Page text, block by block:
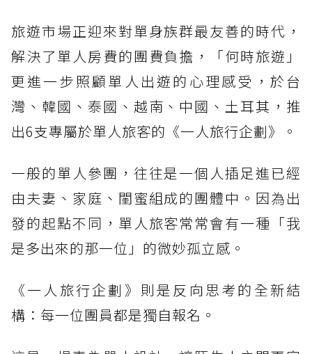
旅遊市場正迎來對單身族群最友善的時代，
解決了單人房費的團費負擔，「何時旅遊」
更進一步照顧單人出遊的心理感受，於台
灣、韓國、泰國、越南、中國、土耳其，推
出6支專屬於單人旅客的《一人旅行企劃》。
一般的單人參團，往往是一個人插足進已經
由夫妻、家庭、閨蜜組成的團體中。因為出
發的起點不同，單人旅客常常會有一種「我
是多出來的那一位」的微妙孤立感。
《一人旅行企劃》則是反向思考的全新結
構：每一位團員都是獨自報名。